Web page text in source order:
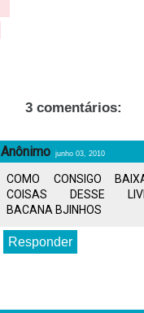
3 comentários:
Anônimo junho 03, 2010
COMO CONSIGO
COISAS DESSE
BACANA BJINHOS
Responder